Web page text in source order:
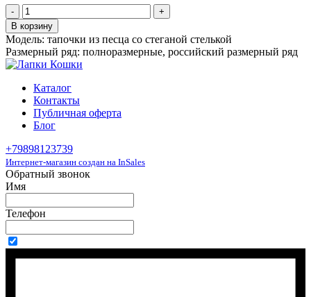
-
+
В корзину
Модель: тапочки из песца со стеганой стелькой
Размерный ряд: полноразмерные, российский размерный ряд
Каталог
Контакты
Публичная оферта
Блог
+79898123739
Интернет-магазин создан на InSales
Обратный звонок
Имя
Телефон